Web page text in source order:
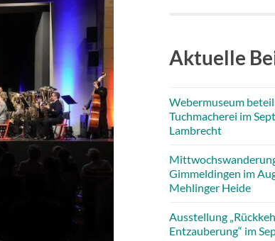
Aktuelle
Webermuseum
Tuchmacherei im
Lambrecht
Gimmeldingen im
Mehlinger Heide
Ausstellung
Entzauberung“ im